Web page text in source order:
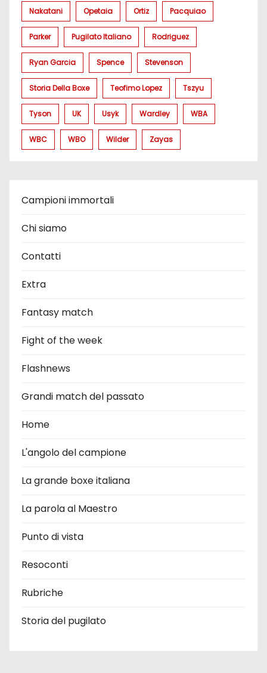
Nakatani Opetaia Ortiz Pacquiao
Parker Pugilato Italiano Rodriguez
Ryan Garcia Spence Stevenson
Storia Della Boxe Teofimo Lopez Tszyu
Tyson UK Usyk Wardley WBA
WBC WBO Wilder Zayas
Campioni immortali
Chi siamo
Contatti
Extra
Fantasy match
Fight of the week
Flashnews
Grandi match del passato
Home
L'angolo del campione
La grande boxe italiana
La parola al Maestro
Punto di vista
Resoconti
Rubriche
Storia del pugilato